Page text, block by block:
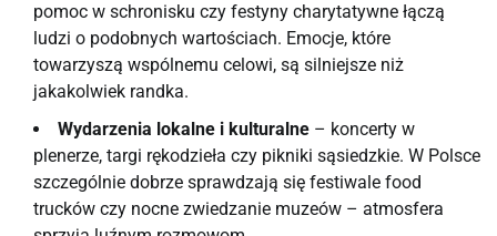
pomoc w schronisku czy festyny charytatywne łączą
ludzi o podobnych wartościach. Emocje, które
towarzyszą wspólnemu celowi, są silniejsze niż
jakakolwiek randka.
Wydarzenia lokalne i kulturalne – koncerty w
plenerze, targi rękodzieła czy pikniki sąsiedzkie. W Polsce
szczególnie dobrze sprawdzają się festiwale food
trucków czy nocne zwiedzanie muzeów – atmosfera